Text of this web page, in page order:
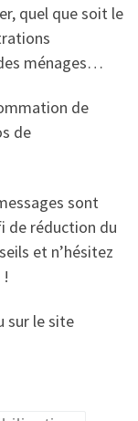
quel que soit le
ménages…
de
de
sont
de réduction du
et n’hésitez
sur le site